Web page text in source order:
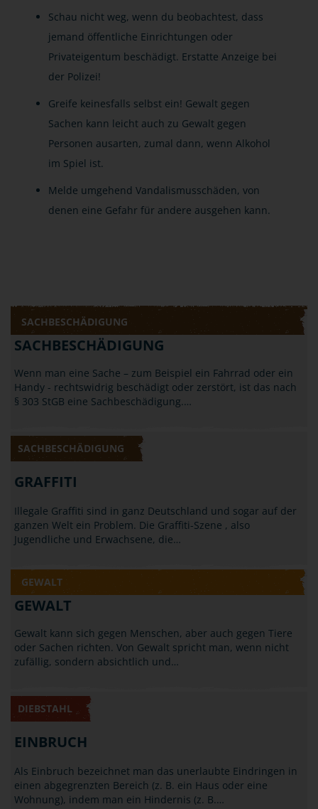
Schau nicht weg, wenn du beobachtest, dass
jemand öffentliche Einrichtungen oder
Privateigentum beschädigt. Erstatte Anzeige bei
der Polizei!
Greife keinesfalls selbst ein! Gewalt gegen
Sachen kann leicht auch zu Gewalt gegen
Personen ausarten, zumal dann, wenn Alkohol
im Spiel ist.
Melde umgehend Vandalismusschäden, von
denen eine Gefahr für andere ausgehen kann.
SACHBESCHÄDIGUNG
SACHBESCHÄDIGUNG
Wenn man eine Sache – zum Beispiel ein Fahrrad oder ein
Handy - rechtswidrig beschädigt oder zerstört, ist das nach
§ 303 StGB eine Sachbeschädigung.…
SACHBESCHÄDIGUNG
GRAFFITI
Illegale Graffiti sind in ganz Deutschland und sogar auf der
ganzen Welt ein Problem. Die Graffiti-Szene , also
Jugendliche und Erwachsene, die…
GEWALT
GEWALT
Gewalt kann sich gegen Menschen, aber auch gegen Tiere
oder Sachen richten. Von Gewalt spricht man, wenn nicht
zufällig, sondern absichtlich und…
DIEBSTAHL
EINBRUCH
Als Einbruch bezeichnet man das unerlaubte Eindringen in
einen abgegrenzten Bereich (z. B. ein Haus oder eine
Wohnung), indem man ein Hindernis (z. B.…